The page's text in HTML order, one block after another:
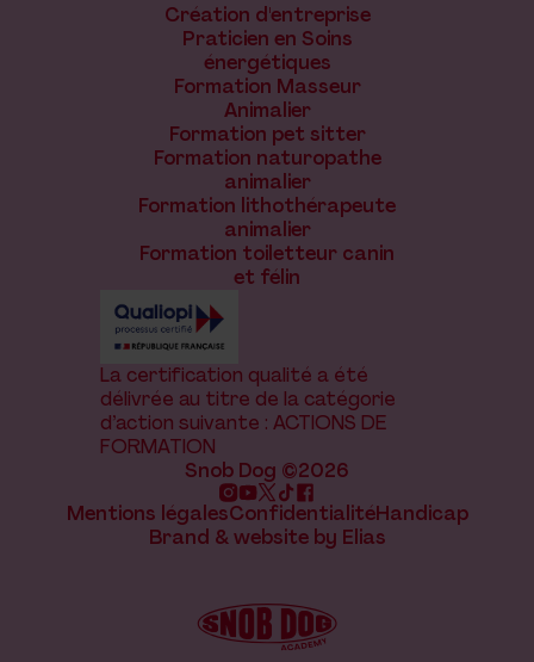
Création d'entreprise
Praticien en Soins
énergétiques
Formation Masseur
Animalier
Formation pet sitter
Formation naturopathe
animalier
Formation lithothérapeute
animalier
Formation toiletteur canin
et félin
La certification qualité a été
délivrée au titre de la catégorie
d’action suivante : ACTIONS DE
FORMATION
Snob Dog ©2026
Mentions légalesConfidentialitéHandicap
Brand & website by Elias